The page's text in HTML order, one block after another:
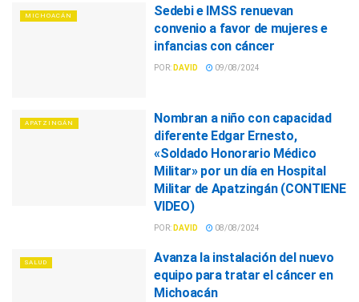
MICHOACÁN
Sedebi e IMSS renuevan
convenio a favor de mujeres e
infancias con cáncer
POR: DAVID 09/08/2024
APATZINGÁN
Nombran a niño con capacidad
diferente Edgar Ernesto,
«Soldado Honorario Médico
Militar» por un día en Hospital
Militar de Apatzingán (CONTIENE
VIDEO)
POR: DAVID 08/08/2024
SALUD
Avanza la instalación del nuevo
equipo para tratar el cáncer en
Michoacán